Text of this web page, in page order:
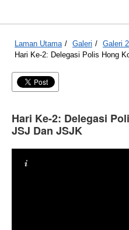
Laman Utama / Galeri / Galeri
Hari Ke-2: Delegasi Polis Hong
Hari Ke-2: Delegasi
JSJ Dan JSJK